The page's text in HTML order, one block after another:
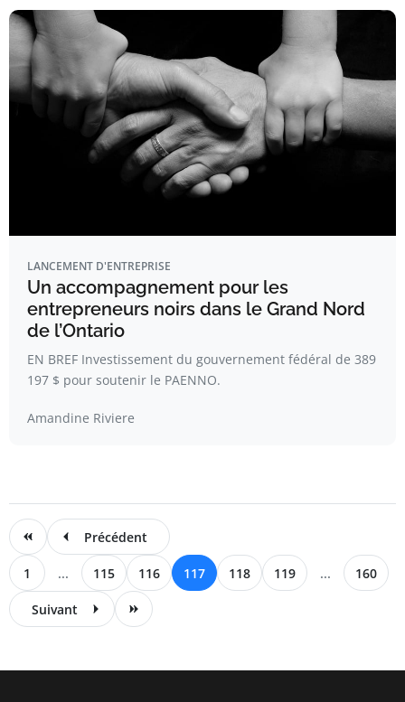
LANCEMENT D'ENTREPRISE
Un accompagnement pour les
entrepreneurs noirs dans le Grand Nord
de l’Ontario
EN BREF Investissement du gouvernement fédéral de 389
197 $ pour soutenir le PAENNO.
Amandine Riviere
Précédent
1 ... 115 116 117 118 119 ... 160
Suivant